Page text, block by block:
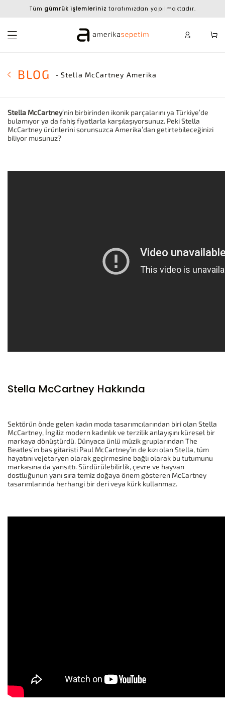
Tüm gümrük işlemleriniz tarafımızdan yapılmaktadır.
BLOG - Stella McCartney Amerika
Stella McCartney’nin birbirinden ikonik parçalarını ya Türkiye’de
bulamıyor ya da fahiş fiyatlarla karşılaşıyorsunuz. Peki Stella
McCartney ürünlerini sorunsuzca Amerika’dan getirtebileceğinizi
biliyor musunuz?
Stella McCartney Hakkında
Sektörün önde gelen kadın moda tasarımcılarından biri olan Stella
McCartney, İngiliz modern kadınlık ve terzilik anlayışını küresel bir
markaya dönüştürdü. Dünyaca ünlü müzik gruplarından The
Beatles’ın bas gitaristi Paul McCartney’in de kızı olan Stella, tüm
hayatını vejetaryen olarak geçirmesine bağlı olarak bu tutumunu
markasına da yansıttı. Sürdürülebilirlik, çevre ve hayvan
dostluğunun yanı sıra temiz doğaya önem gösteren McCartney
tasarımlarında herhangi bir deri veya kürk kullanmaz.